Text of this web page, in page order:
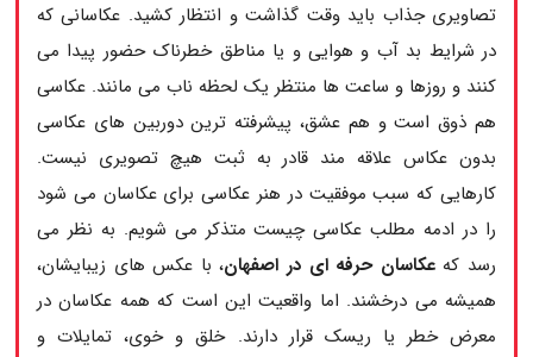
تصاویری جذاب باید وقت گذاشت و انتظار کشید. عکاسانی که
در شرایط بد آب و هوایی و یا مناطق خطرناک حضور پیدا می
کنند و روزها و ساعت ها منتظر یک لحظه ناب می مانند. عکاسی
هم ذوق است و هم عشق، پیشرفته ترین دوربین های عکاسی
بدون عکاس علاقه مند قادر به ثبت هیچ تصویری نیست.
کارهایی که سبب موفقیت در هنر عکاسی برای عکاسان می شود
را در ادمه مطلب عکاسی چیست متذکر می شویم. به نظر می
رسد کهعکاسان حرفه ای در اصفهان، با عکس های زیبایشان،
همیشه می درخشند. اما واقعیت این است که همه عکاسان در
معرض خطر یا ریسک قرار دارند. خلق و خوی، تمایلات و